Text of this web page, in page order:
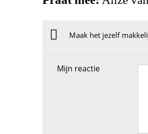
Maak het jezelf
Mijn reactie